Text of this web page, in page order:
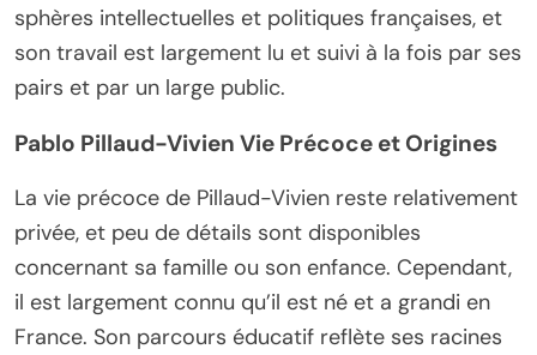
sphères intellectuelles et politiques françaises, et
son travail est largement lu et suivi à la fois par ses
pairs et par un large public.
Pablo Pillaud-Vivien Vie Précoce et Origines
La vie précoce de Pillaud-Vivien reste relativement
privée, et peu de détails sont disponibles
concernant sa famille ou son enfance. Cependant,
il est largement connu qu’il est né et a grandi en
France. Son parcours éducatif reflète ses racines